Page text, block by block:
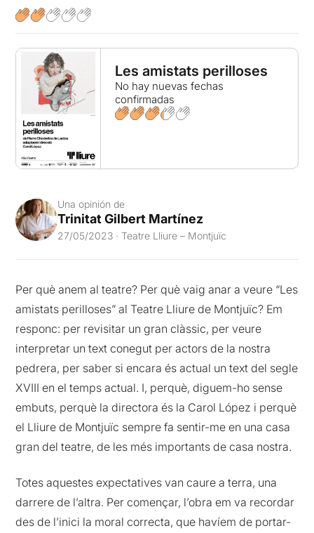
Les amistats perilloses
No hay nuevas fechas
confirmadas
Una opinión de
Trinitat Gilbert Martínez
27/05/2023 · Teatre Lliure – Montjuïc
Per què anem al teatre? Per què vaig anar a veure “Les
amistats perilloses” al Teatre Lliure de Montjuïc? Em
responc: per revisitar un gran clàssic, per veure
interpretar un text conegut per actors de la nostra
pedrera, per saber si encara és actual un text del segle
XVIII en el temps actual. I, perquè, diguem-ho sense
embuts, perquè la directora és la Carol López i perquè
el Lliure de Montjuïc sempre fa sentir-me en una casa
gran del teatre, de les més importants de casa nostra.
Totes aquestes expectatives van caure a terra, una
darrere de l’altra. Per començar, l’obra em va recordar
des de l’inici la moral correcta, que havíem de portar-